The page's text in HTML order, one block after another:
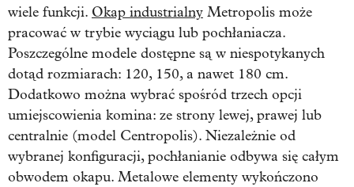
wiele funkcji. Okap industrialny Metropolis może
pracować w trybie wyciągu lub pochłaniacza.
Poszczególne modele dostępne są w niespotykanych
dotąd rozmiarach: 120, 150, a nawet 180 cm.
Dodatkowo można wybrać spośród trzech opcji
umiejscowienia komina: ze strony lewej, prawej lub
centralnie (model Centropolis). Niezależnie od
wybranej konfiguracji, pochłanianie odbywa się całym
obwodem okapu. Metalowe elementy wykończono